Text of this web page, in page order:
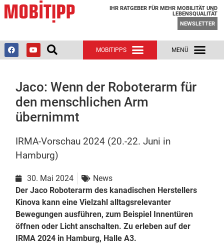
IHR RATGEBER FÜR MEHR MOBILITÄT UND
LEBENSQUALITÄT
NEWSLETTER
Jaco: Wenn der Roboterarm für
den menschlichen Arm
übernimmt
IRMA-Vorschau 2024 (20.-22. Juni in
Hamburg)
30. Mai 2024
News
Der Jaco Roboterarm des kanadischen Herstellers
Kinova kann eine Vielzahl alltagsrelevanter
Bewegungen ausführen, zum Beispiel Innentüren
öffnen oder Licht anschalten. Zu erleben auf der
IRMA 2024 in Hamburg, Halle A3.